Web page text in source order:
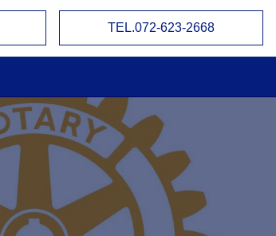
TEL.072-623-2668